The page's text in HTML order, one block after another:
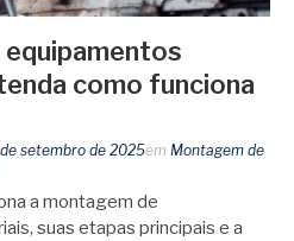
como funciona
de setembro de 2025em Montagem de
a montagem de
suas etapas principais e a